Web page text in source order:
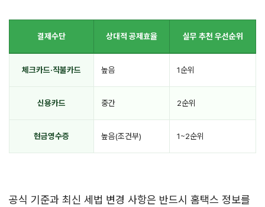
결제수단 상대적 공제효율 실무 추천 우선순위
체크카드·직불카드 높음 1순위
신용카드 중간 2순위
현금영수증 높음(조건부) 1~2순위
공식 기준과 최신 세법 변경 사항은 반드시 홈택스 정보를